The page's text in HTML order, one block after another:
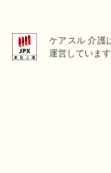
ケアスル 介護
運営しています